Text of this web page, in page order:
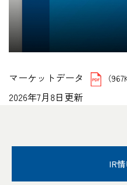
マーケットデータ （
2026年7月8日更新
IR